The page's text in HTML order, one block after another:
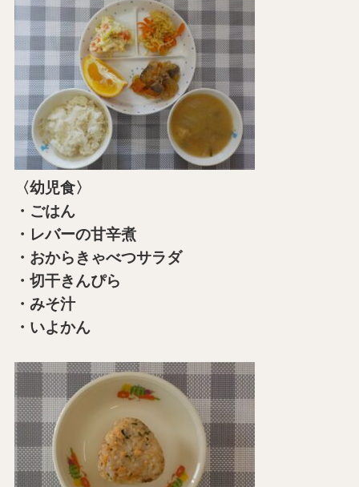
〈幼児食〉
・ごはん
・レバーの甘辛煮
・おからきゃべつサラダ
・切干きんぴら
・みそ汁
・いよかん